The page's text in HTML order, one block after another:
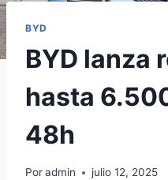
BYD
BYD lanza
hasta
48h
Poradmin julio 12, 2025